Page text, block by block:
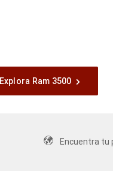
Explora Ram 3500
Encuentra tu